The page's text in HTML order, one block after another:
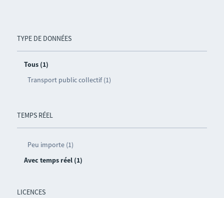
TYPE DE DONNÉES
Tous (1)
Transport public collectif (1)
TEMPS RÉEL
Peu importe (1)
Avec temps réel (1)
LICENCES